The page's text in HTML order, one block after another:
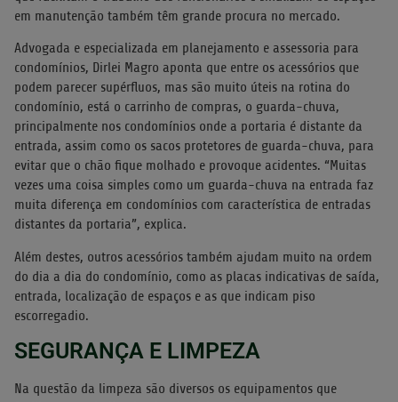
em manutenção também têm grande procura no mercado.
Advogada e especializada em planejamento e assessoria para
condomínios, Dirlei Magro aponta que entre os acessórios que
podem parecer supérfluos, mas são muito úteis na rotina do
condomínio, está o carrinho de compras, o guarda-chuva,
principalmente nos condomínios onde a portaria é distante da
entrada, assim como os sacos protetores de guarda-chuva, para
evitar que o chão fique molhado e provoque acidentes. “Muitas
vezes uma coisa simples como um guarda-chuva na entrada faz
muita diferença em condomínios com característica de entradas
distantes da portaria”, explica.
Além destes, outros acessórios também ajudam muito na ordem
do dia a dia do condomínio, como as placas indicativas de saída,
entrada, localização de espaços e as que indicam piso
escorregadio.
SEGURANÇA E LIMPEZA
Na questão da limpeza são diversos os equipamentos que